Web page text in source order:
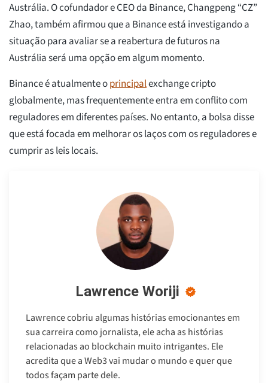
Austrália. O cofundador e CEO da Binance, Changpeng “CZ”
Zhao, também afirmou que a Binance está investigando a
situação para avaliar se a reabertura de futuros na
Austrália será uma opção em algum momento.
Binance é atualmente oprincipalexchange cripto
globalmente, mas frequentemente entra em conflito com
reguladores em diferentes países. No entanto, a bolsa disse
que está focada em melhorar os laços com os reguladores e
cumprir as leis locais.
Lawrence Woriji
Lawrence cobriu algumas histórias emocionantes em
sua carreira como jornalista, ele acha as histórias
relacionadas ao blockchain muito intrigantes. Ele
acredita que a Web3 vai mudar o mundo e quer que
todos façam parte dele.